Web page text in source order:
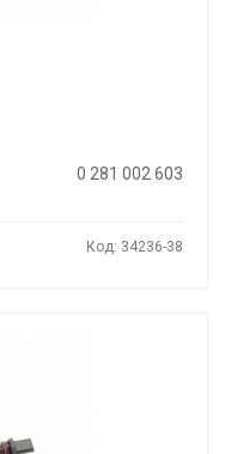
0 281 002 603
Код: 34236-38